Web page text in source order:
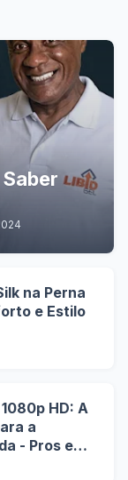
na Perna
e Estilo
HD: A
a
- Pros e